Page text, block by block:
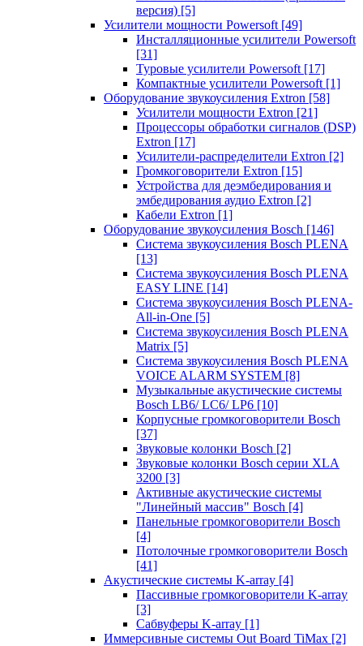
версия) [5]
Усилители мощности Powersoft [49]
Инсталляционные усилители Powersoft
[31]
Туровые усилители Powersoft [17]
Компактные усилители Powersoft [1]
Оборудование звукоусиления Extron [58]
Усилители мощности Extron [21]
Процессоры обработки сигналов (DSP)
Extron [17]
Усилители-распределители Extron [2]
Громкоговорители Extron [15]
Устройства для деэмбедирования и
эмбедирования аудио Extron [2]
Кабели Extron [1]
Оборудование звукоусиления Bosch [146]
Система звукоусиления Bosch PLENA
[13]
Система звукоусиления Bosch PLENA
EASY LINE [14]
Система звукоусиления Bosch PLENA-
All-in-One [5]
Система звукоусиления Bosch PLENA
Matrix [5]
Система звукоусиления Bosch PLENA
VOICE ALARM SYSTEM [8]
Музыкальные акустические системы
Bosch LB6/ LC6/ LP6 [10]
Корпусные громкоговорители Bosch
[37]
Звуковые колонки Bosch [2]
Звуковые колонки Bosch серии XLA
3200 [3]
Активные акустические системы
"Линейный массив" Bosch [4]
Панельные громкоговорители Bosch
[4]
Потолочные громкоговорители Bosch
[41]
Акустические системы K-array [4]
Пассивные громкоговорители K-array
[3]
Сабвуферы K-array [1]
Иммерсивные системы Out Board TiMax [2]